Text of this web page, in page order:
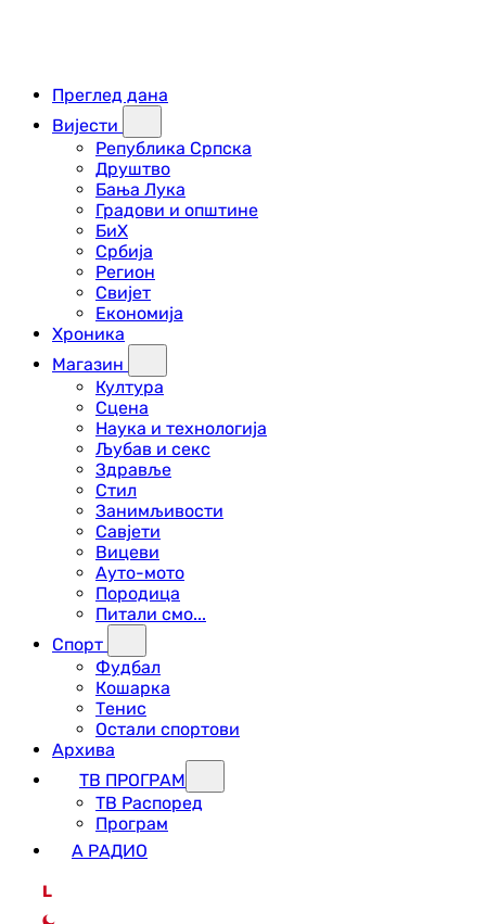
Преглед дана
Вијести
Република Српска
Друштво
Бања Лука
Градови и општине
БиХ
Србија
Регион
Свијет
Економија
Хроника
Магазин
Култура
Сцена
Наука и технологија
Љубав и секс
Здравље
Стил
Занимљивости
Савјети
Вицеви
Ауто-мото
Породица
Питали смо...
Спорт
Фудбал
Кошарка
Тенис
Остали спортови
Архива
ТВ ПРОГРАМ
ТВ Распоред
Програм
А РАДИО
L